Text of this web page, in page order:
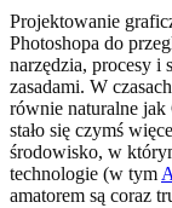
Projektowanie
Photoshopa do
narzędzia, procesy i
zasadami. W
równie naturalne
stało się czymś
środowisko, w
technologie (w tym
amatorem są coraz